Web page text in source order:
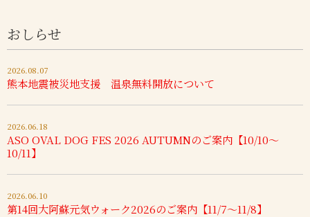
おしらせ
2026.08.07
熊本地震被災地支援 温泉無料開放について
2026.06.18
ASO OVAL DOG FES 2026 AUTUMNのご案内【10/10～
10/11】
2026.06.10
第14回大阿蘇元気ウォーク2026のご案内【11/7～11/8】